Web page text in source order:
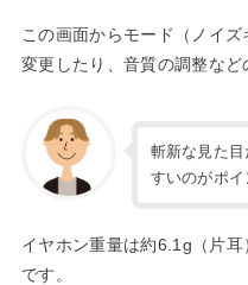
この画面からモード（ノイ
変更したり、音質の調整など
斬新な見た
すいのがポイ
イヤホン重量は約6.1g（片
です。